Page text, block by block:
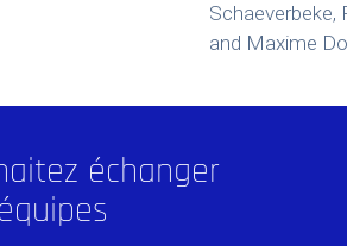
Schaeverbeke,
and Maxime
échanger